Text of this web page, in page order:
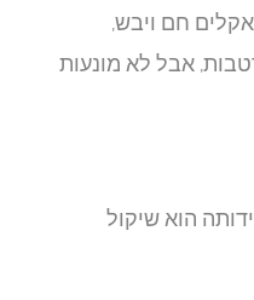
חם ויבש,
אבל לא מונעות
הוא שיקול